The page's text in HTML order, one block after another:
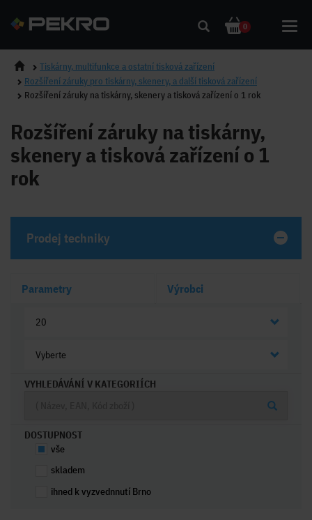
0
Tiskárny, multifunkce a ostatní tisková zařízení
Rozšíření záruky pro tiskárny, skenery, a další tisková zařízení
Rozšíření záruky na tiskárny, skenery a tisková zařízení o 1 rok
Rozšíření záruky na tiskárny,
skenery a tisková zařízení o 1
rok
Prodej techniky
Parametry Výrobci
20
Vyberte
VYHLEDÁVÁNÍ V KATEGORIÍCH
DOSTUPNOST
vše
skladem
ihned k vyzvednnutí Brno